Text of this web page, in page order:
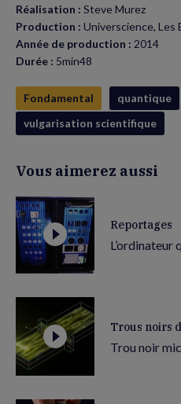
Réalisation : Steve Murez
Production : Universcience, Les
Année de production : 2014
Durée : 5min48
Fondamental quantique
vulgarisation scientifique
Vous aimerez aussi
Reportages
L’ordinateur
Trous noirs
Trou noir